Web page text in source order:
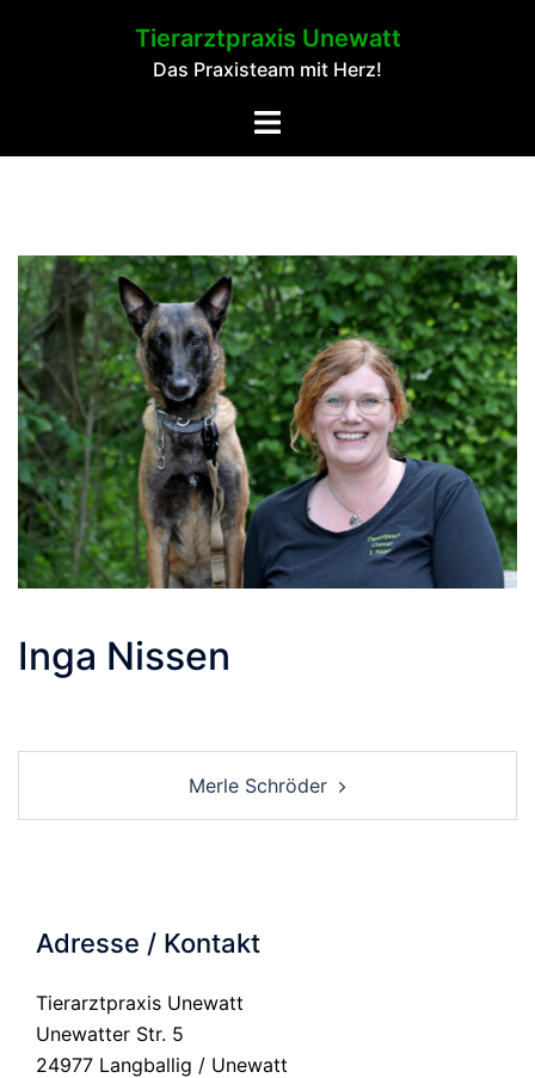
Tierarztpraxis Unewatt
Das Praxisteam mit Herz!
Toggle
Inga Nissen
Merle Schröder
Adresse / Kontakt
Tierarztpraxis Unewatt
Unewatter Str. 5
24977 Langballig / Unewatt